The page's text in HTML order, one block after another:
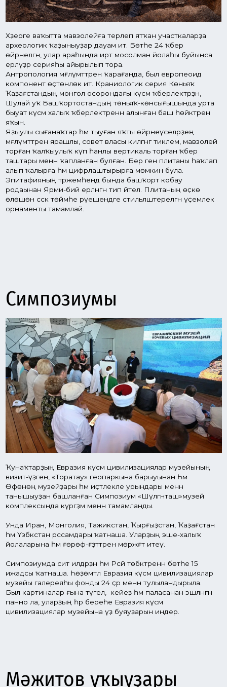
Симпозиумы
Ҡунаҡтарҙың Евразия күсмә цивилизациялар музейының
визит-үҙәгенә, «Торатау» геопаркына барыуынан Һәм
Өфөнөң музейҙары һәм иҫтәлекле урындары менән
танышыуҙан башланған Симпозиум «Шүлгәнташ»музей
комплексында күргәҙмә менән тамамланды.
Унда Иран, Монголия, Тажикстан, Ҡырғыҙстан, Ҡаҙағстан
һәм Үзбәкстан рәссамдары ҡатнаша. Уларҙың эше-халыҡ
йолаларына һәм ғөрөф-ғәҙәттәренә мөрәжәғәт итеү.
Симпозиумда сит илдәрҙән һәм Рәсәй төбәктәренән бөтәһе 15
ижадсы ҡатнаша. Һөҙөмтәлә Евразия күсмә цивилизациялар
музейы галереяһы фонды 24 әҫәр менән тулыландырыла.
Был картиналар ғына түгел, ә кейеҙ һәм паласанан эшләнгән
цивилизациялар музейына үҙ буяуҙарын индерә.
20-21 ноябрҙә Өфөлә «Боронғо Һәм урта быуаттарҙа Үҙәк
Евразияның Күсмә донъяһы» халыҡ-ара ғилми-ғәмәли
Мәжитов уҡыуҙары
компонент өҫтөнлөк итә. Краниологик серия Көньяҡ
Ҡаҙағстандың монгол осорондағы күсмә ҡәберлектәрҙән,
Шулай уҡ Башҡортостандың төньяҡ-көнсығышында урта
яҡын.
Яҙыулы сығанаҡтар һәм тыуған яҡты өйрәнеүселәрҙең
мәғлүмәттәренә ярашлы, совет власы килгәнгә тиклем, мавзолей
торған ҡалҡыулыҡ күп һанлы вертикаль торған ҡәбер
таштары менән ҡапланған булған. Бер генә плитаны һаҡлап
алып ҡалырға һәм цифрлаштырырға мөмкин була.
Эпитафияның тәржемәһендә бында башҡорт кобау
родаынан Ярми-бий ерләнгән тип әйтелә. Плитаның өҫкө
өлөшөн сәскә төймәһе рәүешендәге стильләштерелгән үҫемлек
орнаменты тамамлай.